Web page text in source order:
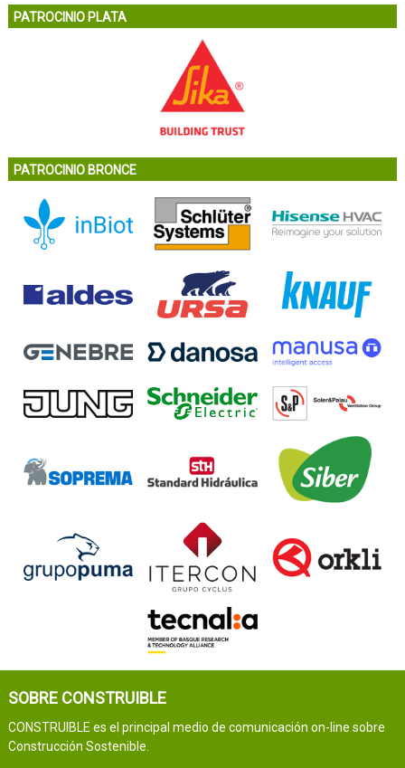
PATROCINIO PLATA
PATROCINIO BRONCE
SOBRE CONSTRUIBLE
CONSTRUIBLE es el principal medio de comunicación on-line sobre
Construcción Sostenible.